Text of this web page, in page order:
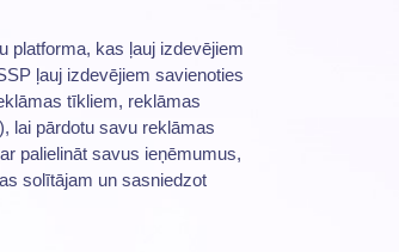
platforma, kas ļauj izdevējiem
ļauj izdevējiem savienoties
tīkliem, reklāmas
lai pārdotu savu reklāmas
palielināt savus ieņēmumus,
solītājam un sasniedzot